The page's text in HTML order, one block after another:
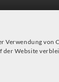
Verwendung von
Website